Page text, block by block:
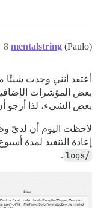
mentalstring (Paulo)
8
أعتقد أنني وجدت شيئًا
بعض المؤشرات
بعض الشيء، لذا أرجو
إعادة التنفيذ لمدة
/logs
.